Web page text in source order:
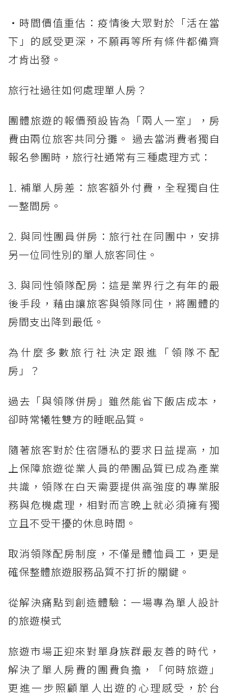
・時間價值重估：疫情後大眾對於「活在當
下」的感受更深，不願再等所有條件都備齊
才肯出發。
旅行社過往如何處理單人房？
團體旅遊的報價預設皆為「兩人一室」，房
費由兩位旅客共同分攤。 過去當消費者獨自
報名參團時，旅行社通常有三種處理方式：
1. 補單人房差：旅客額外付費，全程獨自住
一整間房。
2. 與同性團員併房：旅行社在同團中，安排
另一位同性別的單人旅客同住。
3. 與同性領隊配房：這是業界行之有年的最
後手段，藉由讓旅客與領隊同住，將團體的
房間支出降到最低。
為什麼多數旅行社決定跟進「領隊不配
房」？
過去「與領隊併房」雖然能省下飯店成本，
卻時常犧牲雙方的睡眠品質。
隨著旅客對於住宿隱私的要求日益提高，加
上保障旅遊從業人員的帶團品質已成為產業
共識，領隊在白天需要提供高強度的專業服
務與危機處理，相對而言晚上就必須擁有獨
立且不受干擾的休息時間。
取消領隊配房制度，不僅是體恤員工，更是
確保整體旅遊服務品質不打折的關鍵。
從解決痛點到創造體驗：一場專為單人設計
的旅遊模式
旅遊市場正迎來對單身族群最友善的時代，
解決了單人房費的團費負擔，「何時旅遊」
更進一步照顧單人出遊的心理感受，於台